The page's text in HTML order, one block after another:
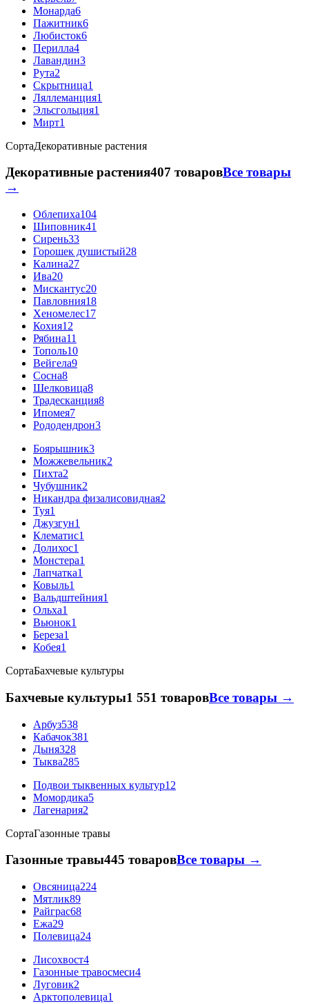
Монарда6
Пажитник6
Любисток6
Перилла4
Лавандин3
Рута2
Скрытница1
Ляллеманция1
Эльсгольция1
Мирт1
СортаДекоративные растения
Декоративные растения407 товаровВсе товары
→
Облепиха104
Шиповник41
Сирень33
Горошек душистый28
Калина27
Ива20
Мискантус20
Павловния18
Хеномелес17
Кохия12
Рябина11
Тополь10
Вейгела9
Сосна8
Шелковица8
Традесканция8
Ипомея7
Рододендрон3
Боярышник3
Можжевельник2
Пихта2
Чубушник2
Никандра физалисовидная2
Туя1
Джузгун1
Клематис1
Долихос1
Монстера1
Лапчатка1
Ковыль1
Вальдштейния1
Ольха1
Вьюнок1
Береза1
Кобея1
СортаБахчевые культуры
Бахчевые культуры1 551 товаровВсе товары →
Арбуз538
Кабачок381
Дыня328
Тыква285
Подвои тыквенных культур12
Момордика5
Лагенария2
СортаГазонные травы
Газонные травы445 товаровВсе товары →
Овсяница224
Мятлик89
Райграс68
Ежа29
Полевица24
Лисохвост4
Газонные травосмеси4
Луговик2
Арктополевица1